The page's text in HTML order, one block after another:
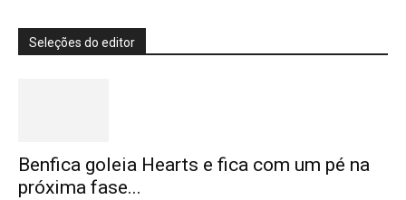
Seleções do editor
Benfica goleia Hearts e fica com um pé na
próxima fase...